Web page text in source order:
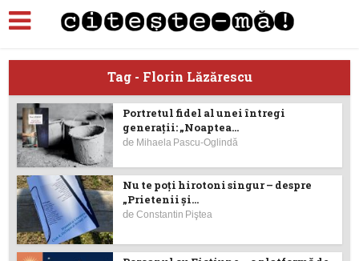
Tag - Florin Lăzărescu
Portretul fidel al unei întregi
generații: „Noaptea...
de Mihaela Pascu-Oglindă
Nu te poţi hirotoni singur – despre
„Prietenii şi...
deConstantin Piştea